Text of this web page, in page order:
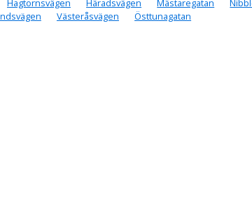
Västeråsvägen Östtunagatan